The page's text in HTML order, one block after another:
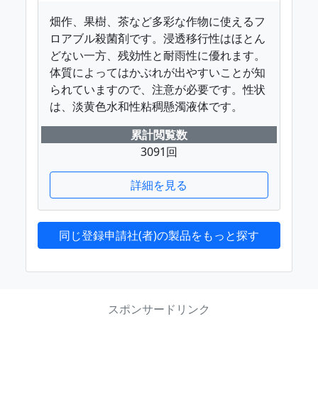
畑作、果樹、茶など多彩な作物に使えるフ
ロアブル殺菌剤です。浸透移行性はほとん
どない一方、残効性と耐雨性に優れます。
体質によってはかぶれが出やすいことが知
られていますので、注意が必要です。性状
は、淡黄色水和性粘稠懸濁液体です。
累計閲覧数
3091回
詳細を見る
同じ登録申請社(者)の製品をもっと探す
スポンサードリンク